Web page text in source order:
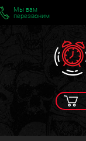
Мы вам
перезвоним